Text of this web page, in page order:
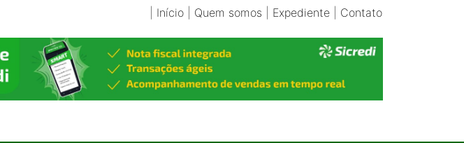
Início| Quem somos Expediente| Contato